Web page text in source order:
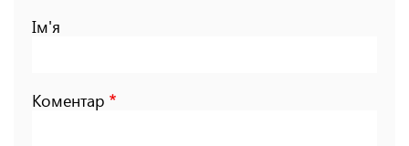
Ім'я
Коментар